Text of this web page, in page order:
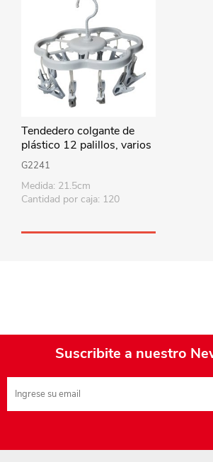
Tendedero colgante de
plástico 12 palillos, varios
colores
G2241
Medida: 21.5cm
Cantidad por caja: 120
Suscribite a nuestro